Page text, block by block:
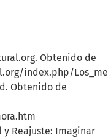
Obtenido de
index.php/
Obtenido de
y Reajuste: Imaginar